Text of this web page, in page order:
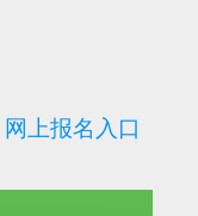
诚信网站
网上报名入口